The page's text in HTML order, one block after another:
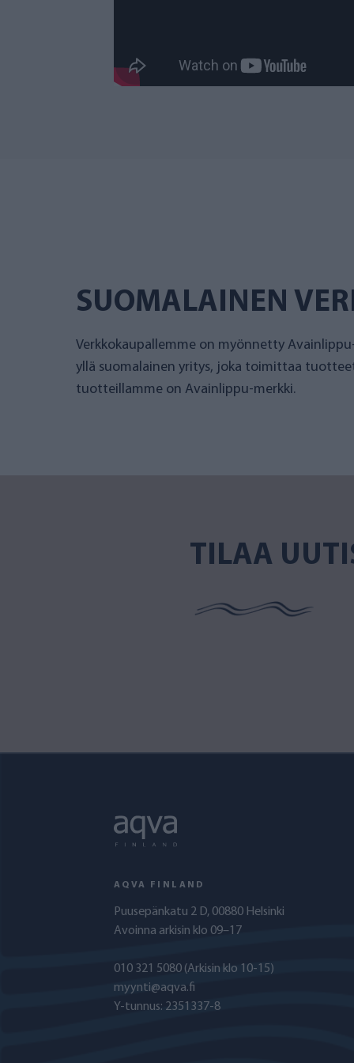
SUOMALAINEN
Verkkokaupallemme on myönnetty
yllä suomalainen yritys, joka toimittaa
tuotteillamme on Avainlippu-merkki.
TILAA
AQVA FINLAND
Puusepänkatu 2 D, 00880 Helsinki
Avoinna arkisin klo 09–17
010 321 5080 (Arkisin klo 10-15)
myynti@aqva.fi
Y-tunnus: 2351337-8